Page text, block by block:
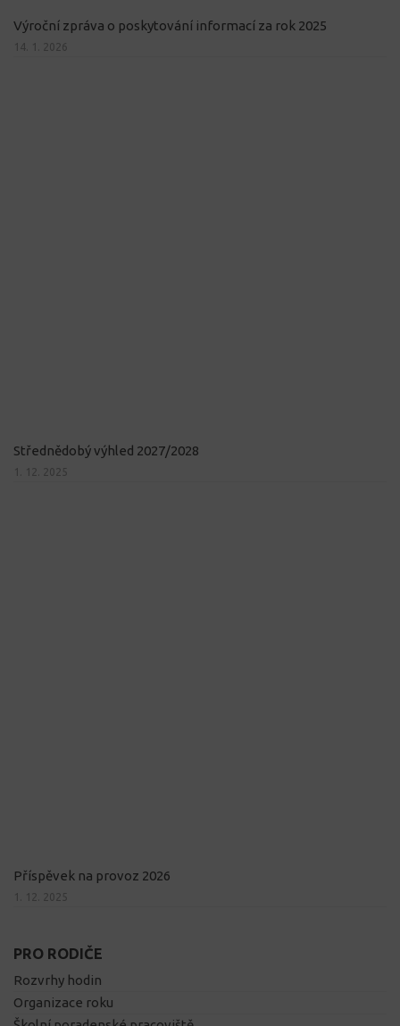
Výroční zpráva o poskytování informací za rok 2025
14. 1. 2026
Střednědobý výhled 2027/2028
1. 12. 2025
Příspěvek na provoz 2026
1. 12. 2025
PRO RODIČE
Rozvrhy hodin
Organizace roku